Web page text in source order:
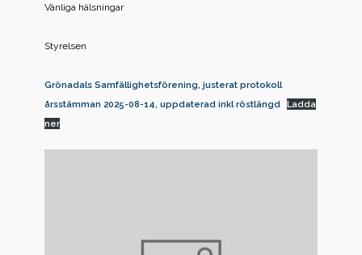
Vänliga hälsningar
Styrelsen
Grönadals Samfällighetsförening, justerat protokoll
årsstämman 2025-08-14, uppdaterad inkl röstlängd
Ladda
ner